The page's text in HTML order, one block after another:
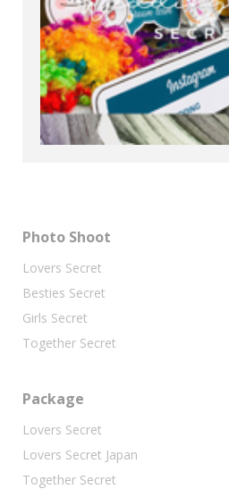
Photo Shoot
Lovers Secret
Besties Secret
Girls Secret
Together Secret
Package
Lovers Secret
Lovers Secret Japan
Together Secret